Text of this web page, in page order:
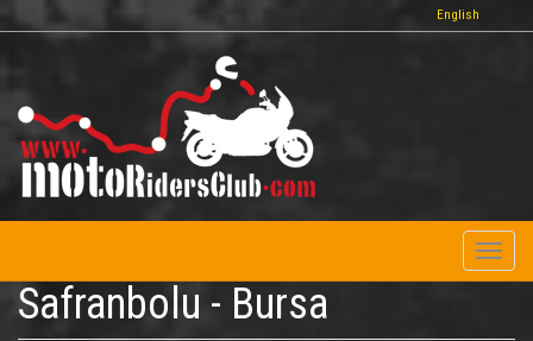
Παράκαμψη
προς
κυρίως
περιεχόμενο
English
Safranbolu - Bursa